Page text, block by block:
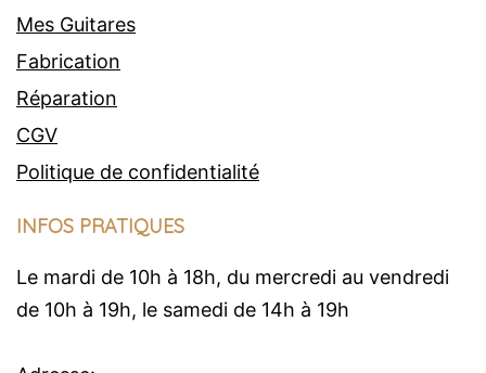
Mes Guitares
Fabrication
Réparation
CGV
Politique de confidentialité
INFOS PRATIQUES
Le mardi de 10h à 18h, du mercredi au vendredi
de 10h à 19h, le samedi de 14h à 19h